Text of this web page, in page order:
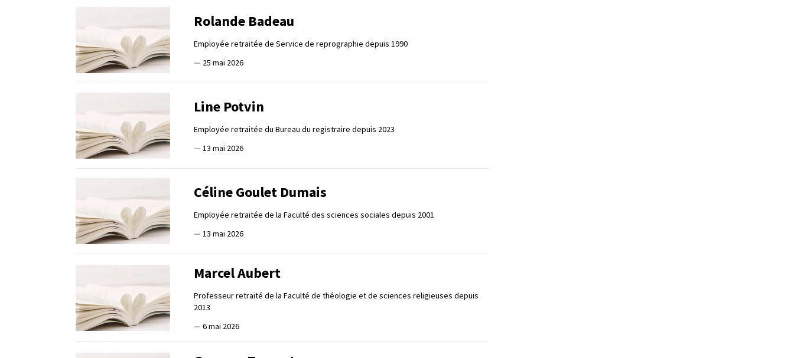
Rolande Badeau
Employée retraitée de Service de reprographie depuis 1990
— 25 mai 2026
Line Potvin
Employée retraitée du Bureau du registraire depuis 2023
— 13 mai 2026
Céline Goulet Dumais
Employée retraitée de la Faculté des sciences sociales depuis 2001
— 13 mai 2026
Marcel Aubert
Professeur retraité de la Faculté de théologie et de sciences religieuses depuis
2013
— 6 mai 2026